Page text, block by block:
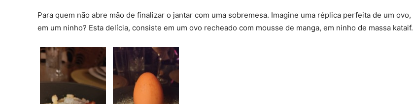
Para quem não abre mão de finalizar o jantar com uma sobremesa. Imagine uma réplica perfeita de um ovo,
em um ninho? Esta delícia, consiste em um ovo recheado com mousse de manga, em ninho de massa kataif.